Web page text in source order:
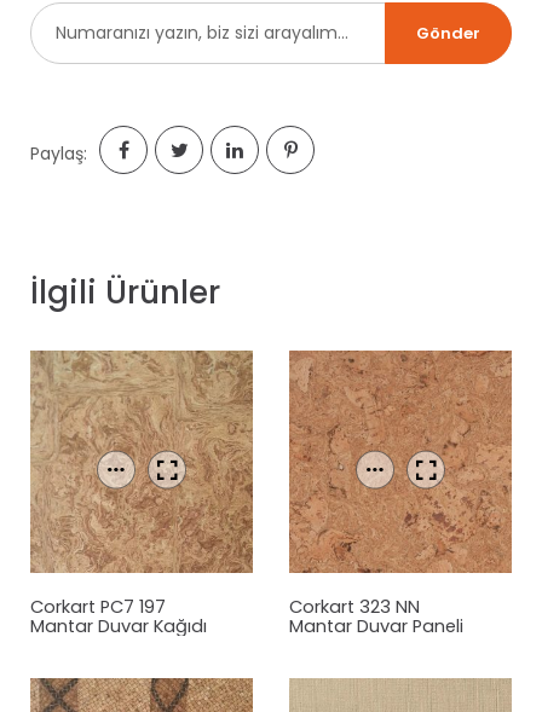
Paylaş:
İlgili Ürünler
Corkart PC7 197
Mantar Duvar Kağıdı
Corkart 323 NN
Mantar Duvar Paneli